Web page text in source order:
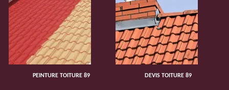
PEINTURE TOITURE 89 DEVIS TOITURE 89